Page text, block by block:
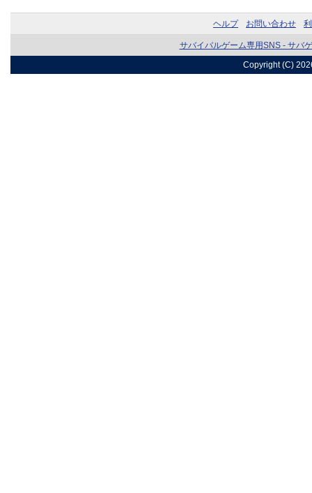
ヘルプ お問い合わせ
サバイバルゲーム専用SNS - サバ
Copyright (C)